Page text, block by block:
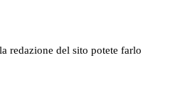
redazione del sito potete farlo